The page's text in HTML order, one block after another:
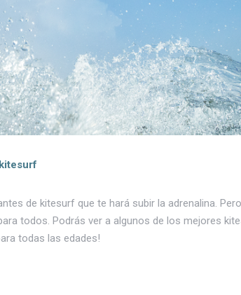
de kitesurf que te hará subir la adrenalina.
todos. Podrás ver a algunos de los mejores
todas las edades!